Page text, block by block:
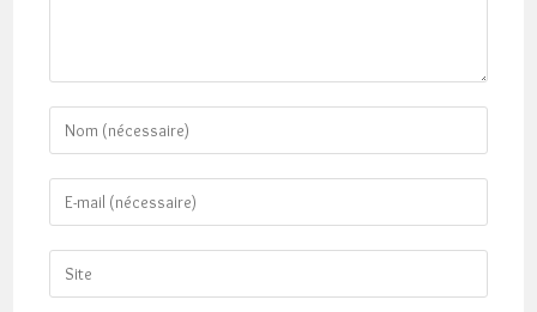
Enter
your
name
comment
Enter
your
email
address
Saisir
l’URL